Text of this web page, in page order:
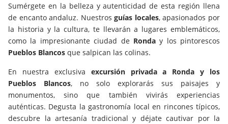
Sumérgete en la belleza y autenticidad de esta región llena
de encanto andaluz. Nuestrosguías locales, apasionados por
la historia y la cultura, te llevarán a lugares emblemáticos,
como la impresionante ciudad de Ronday los pintorescos
Pueblos Blancos que salpican las colinas.
En nuestra exclusiva excursión privada a Ronda y los
Pueblos Blancos, no solo explorarás sus paisajes y
monumentos, sino que también vivirás experiencias
auténticas. Degusta la gastronomía local en rincones típicos,
descubre la artesanía tradicional y déjate cautivar por la